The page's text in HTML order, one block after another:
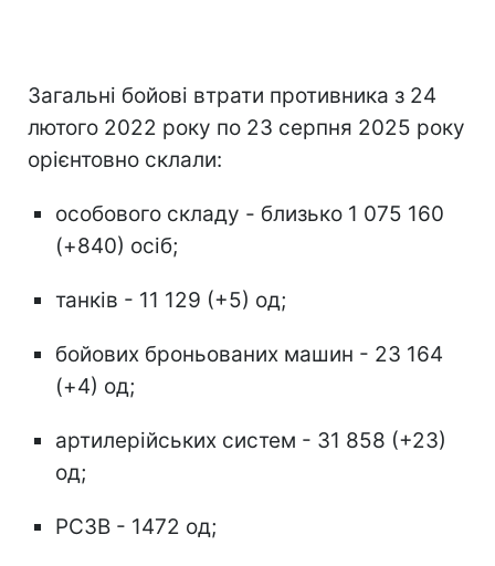
Загальні бойові втрати противника з 24
лютого 2022 року по 23 серпня 2025 року
орієнтовно склали:
особового складу - близько 1 075 160
(+840) осіб;
танків - 11 129 (+5) од;
бойових броньованих машин - 23 164
(+4) од;
артилерійських систем - 31 858 (+23)
од;
РСЗВ - 1472 од;